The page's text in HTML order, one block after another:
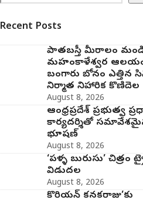
Recent Posts
పాతబస్తీ మీరాలం మండి
మహంకాళేశ్వర
బంగారు బోనం ఎత్తిన
నిర్మాత నిహారిక కొణిదెల
August 8, 2026
ఆంధ్రప్రదేశ్ ప్రభుత్వ
కార్యదర్శితో
భూషణ్
August 8, 2026
‘పళ్ళ బురుసు’ చిత్రం
విడుదల
August 8, 2026
కొరియన్ కనకరాజు’కు